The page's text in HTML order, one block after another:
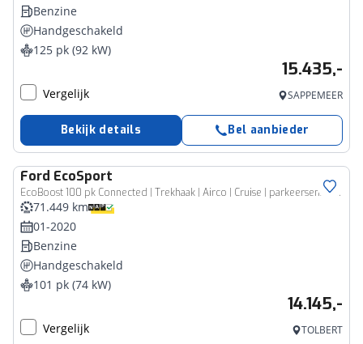
Benzine
Handgeschakeld
125 pk (92 kW)
15.435,-
Vergelijk SAPPEMEER
Bekijk details Bel aanbieder
Ford EcoSport
EcoBoost 100 pk Connected | Trekhaak | Airco | Cruise | parkeersens. | Apple Carplay | 100% dealer onderhouden
71.449 km
01-2020
Benzine
Handgeschakeld
101 pk (74 kW)
14.145,-
Vergelijk TOLBERT